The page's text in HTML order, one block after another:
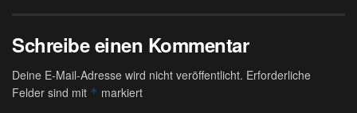
Schreibe einen Kommentar
Deine E-Mail-Adresse wird nicht veröffentlicht. Erforderliche
Felder sind mit * markiert